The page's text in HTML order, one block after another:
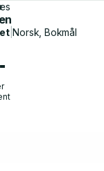
|Norsk, Bokmål